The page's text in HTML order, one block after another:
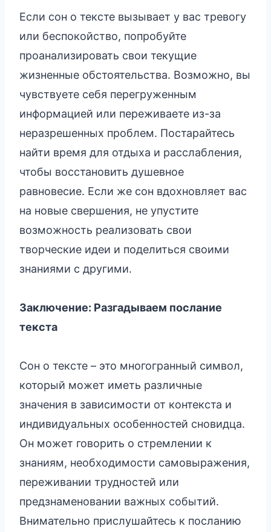
Если сон о тексте вызывает у вас тревогу
или беспокойство, попробуйте
проанализировать свои текущие
жизненные обстоятельства. Возможно, вы
чувствуете себя перегруженным
информацией или переживаете из-за
неразрешенных проблем. Постарайтесь
найти время для отдыха и расслабления,
чтобы восстановить душевное
равновесие. Если же сон вдохновляет вас
на новые свершения, не упустите
возможность реализовать свои
творческие идеи и поделиться своими
знаниями с другими.
Заключение: Разгадываем послание
текста
Сон о тексте – это многогранный символ,
который может иметь различные
значения в зависимости от контекста и
индивидуальных особенностей сновидца.
Он может говорить о стремлении к
знаниям, необходимости самовыражения,
переживании трудностей или
предзнаменовании важных событий.
Внимательно прислушайтесь к посланию